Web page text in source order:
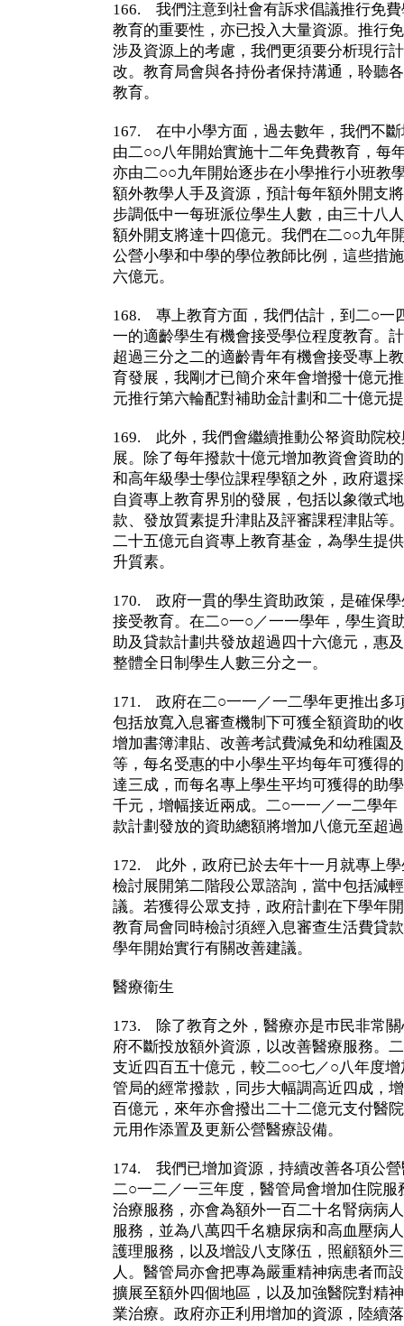
166. 我們注意到社會有訴求倡議推行免
教育的重要性，亦已投入大量資源。推行
涉及資源上的考慮，我們更須要分析現行
改。教育局會與各持份者保持溝通，聆聽
教育。
167. 在中小學方面，過去數年，我們不
由二○○八年開始實施十二年免費教育，每
亦由二○○九年開始逐步在小學推行小班教
額外教學人手及資源，預計每年額外開支
步調低中一每班派位學生人數，由三十八
額外開支將達十四億元。我們在二○○九年
公營小學和中學的學位教師比例，這些措
六億元。
168. 專上教育方面，我們估計，到二○一
一的適齡學生有機會接受學位程度教育。
超過三分之二的適齡青年有機會接受專上
育發展，我剛才已簡介來年會增撥十億元
元推行第六輪配對補助金計劃和二十億元
169. 此外，我們會繼續推動公帑資助院
展。除了每年撥款十億元增加教資會資助
和高年級學士學位課程學額之外，政府還
自資專上教育界別的發展，包括以象徵式
款、發放質素提升津貼及評審課程津貼等
二十五億元自資專上教育基金，為學生提
升質素。
170. 政府一貫的學生資助政策，是確保
接受教育。在二○一○／一一學年，學生資
助及貸款計劃共發放超過四十六億元，惠
整體全日制學生人數三分之一。
171. 政府在二○一一／一二學年更推出多
包括放寬入息審查機制下可獲全額資助的
增加書簿津貼、改善考試費減免和幼稚園
等，每名受惠的中小學生平均每年可獲得
達三成，而每名專上學生平均可獲得的助
千元，增幅接近兩成。二○一一／一二學
款計劃發放的資助總額將增加八億元至超
172. 此外，政府已於去年十一月就專上
檢討展開第二階段公眾諮詢，當中包括減
議。若獲得公眾支持，政府計劃在下學年
教育局會同時檢討須經入息審查生活費貸
學年開始實行有關改善建議。
醫療衞生
173. 除了教育之外，醫療亦是巿民非常
府不斷投放額外資源，以改善醫療服務。
支近四百五十億元，較二○○七／○八年度
管局的經常撥款，同步大幅調高近四成，
百億元，來年亦會撥出二十二億元支付醫
元用作添置及更新公營醫療設備。
174. 我們已增加資源，持續改善各項公
二○一二／一三年度，醫管局會增加住院
治療服務，亦會為額外一百二十名腎病病
服務，並為八萬四千名糖尿病和高血壓病
護理服務，以及增設八支隊伍，照顧額外
人。醫管局亦會把專為嚴重精神病患者而
擴展至額外四個地區，以及加強醫院對精
業治療。政府亦正利用增加的資源，陸續